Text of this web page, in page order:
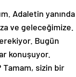
Adaletin yanında
ve geleceğimize.
Bugün
konuşuyor.
Tamam, sizin bir